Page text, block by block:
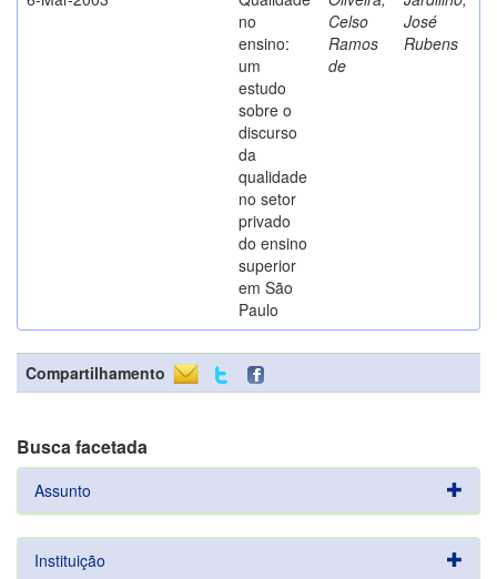
no
ensino:
um
estudo
sobre o
discurso
da
qualidade
no setor
privado
do ensino
superior
em São
Paulo
Celso
Ramos
de
José
Rubens
Compartilhamento
Busca facetada
Assunto
Instituição